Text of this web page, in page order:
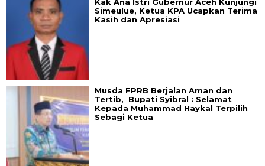
Simeulue, Ketua KPA Ucapkan Terima
Kasih dan Apresiasi
Musda FPRB Berjalan Aman dan
Tertib, Bupati Syibral : Selamat
Kepada Muhammad Haykal Terpilih
Sebagi Ketua